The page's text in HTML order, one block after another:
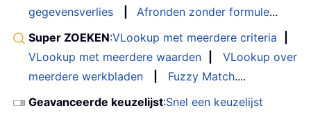
gegevensverlies
Afronden zonder formule...
Super ZOEKEN:VLookup met meerdere criteria
VLookup met meerdere waarden
VLookup over
meerdere werkbladen
Fuzzy Match....
Geavanceerde keuzelijst:Snel een keuzelijst